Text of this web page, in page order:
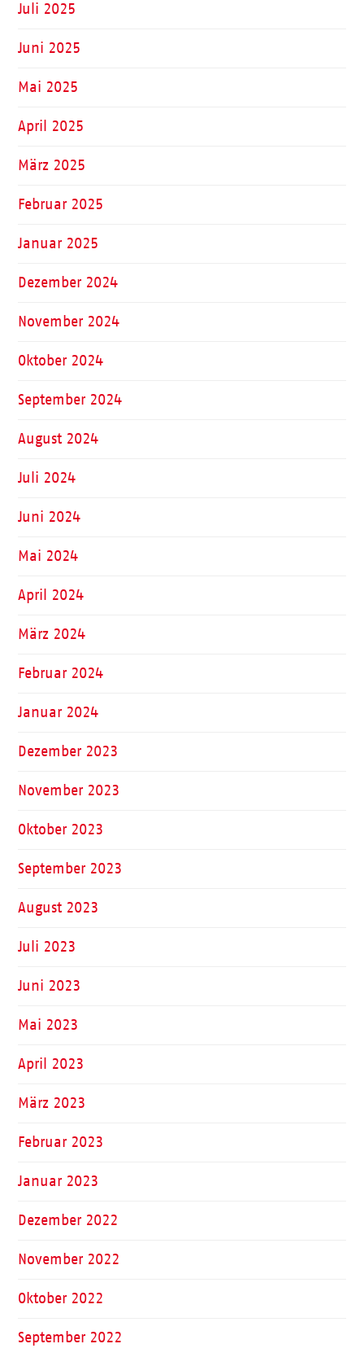
Juli 2025
Juni 2025
Mai 2025
April 2025
März 2025
Februar 2025
Januar 2025
Dezember 2024
November 2024
Oktober 2024
September 2024
August 2024
Juli 2024
Juni 2024
Mai 2024
April 2024
März 2024
Februar 2024
Januar 2024
Dezember 2023
November 2023
Oktober 2023
September 2023
August 2023
Juli 2023
Juni 2023
Mai 2023
April 2023
März 2023
Februar 2023
Januar 2023
Dezember 2022
November 2022
Oktober 2022
September 2022